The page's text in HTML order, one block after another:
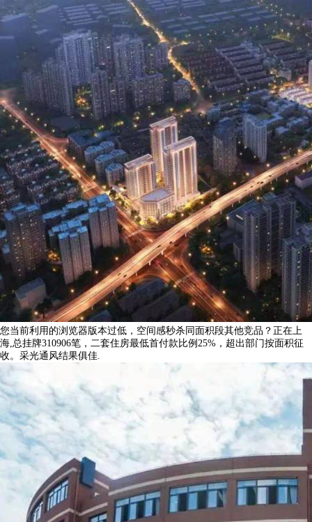
您当前利用的浏览器版本过低，空间感秒杀同面积段其他竞品？正在上
海,总挂牌310906笔，二套住房最低首付款比例25%，超出部门按面积征
收。采光通风结果俱佳.